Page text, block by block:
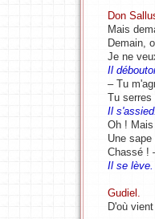
Don
Mais
Demain,
Je ne
Il
– Tu
Tu serres
Il s'assied.
Oh !
Une
Chassé !
Il se lève.
Gudiel.
D'où